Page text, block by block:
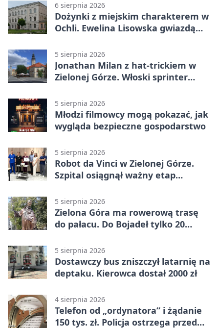
6 sierpnia 2026
Dożynki z miejskim charakterem w
Ochli. Ewelina Lisowska gwiazdą
5 sierpnia 2026
Jonathan Milan z hat-trickiem w
Zielonej Górze. Włoski sprinter
5 sierpnia 2026
Młodzi filmowcy mogą pokazać, jak
wygląda bezpieczne gospodarstwo
5 sierpnia 2026
Robot da Vinci w Zielonej Górze.
Szpital osiągnął ważny etap
5 sierpnia 2026
Zielona Góra ma rowerową trasę
do pałacu. Do Bojadeł tylko 20
5 sierpnia 2026
Dostawczy bus zniszczył latarnię na
deptaku. Kierowca dostał 2000 zł
4 sierpnia 2026
Telefon od „ordynatora” i żądanie
150 tys. zł. Policja ostrzega przed